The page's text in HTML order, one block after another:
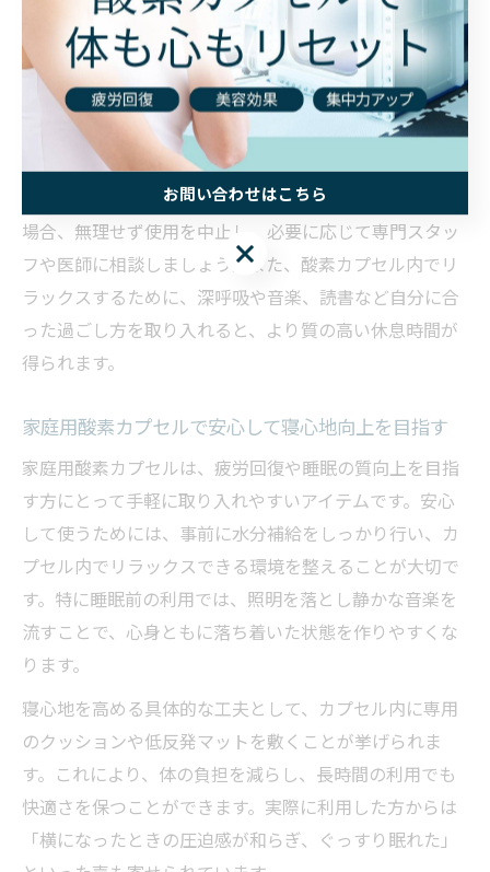
寝心地を高めるためには、カプセル内にクッションやブ
ランケットを用意し、自分に合った姿勢で横たわること
がポイントです。横向きでの利用も可能ですが、無理の
ない体勢を心がけましょう。初めての方は短時間から試
し、徐々に慣らしていくと安心して利用できます。
注意点としては、耳抜きが苦手な方や体調に不安がある
場合、無理せず使用を中止し、必要に応じて専門スタッ
フや医師に相談しましょう。また、酸素カプセル内でリ
ラックスするために、深呼吸や音楽、読書など自分に合
った過ごし方を取り入れると、より質の高い休息時間が
得られます。
家庭用酸素カプセルで安心して寝心地向上を目指す
家庭用酸素カプセルは、疲労回復や睡眠の質向上を目指
す方にとって手軽に取り入れやすいアイテムです。安心
して使うためには、事前に水分補給をしっかり行い、カ
プセル内でリラックスできる環境を整えることが大切で
す。特に睡眠前の利用では、照明を落とし静かな音楽を
流すことで、心身ともに落ち着いた状態を作りやすくな
ります。
寝心地を高める具体的な工夫として、カプセル内に専用
のクッションや低反発マットを敷くことが挙げられま
す。これにより、体の負担を減らし、長時間の利用でも
快適さを保つことができます。実際に利用した方からは
「横になったときの圧迫感が和らぎ、ぐっすり眠れた」
お問い合わせはこちら
お問い合わせはこちら